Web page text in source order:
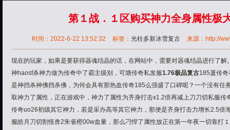
第１战．１区购买神力全身属性极
时间：2022-6-22 13:52:32 标签： 光柱多新冰雪复古 来源：http://
现在的玩家，如果是要获得器魂结晶的话，在网站中，需要对器魂结晶进行了解
神haosf杀神力做为传奇中了霸主级别，可塘传奇私发服1.76极品复古185厦传
是神挡杀神佛挡杀佛，为何会具有那热血传奇185么强盛了口碑呢？一个没有任
取神力了属性，正在游戏中，神力了属性为齐身打击x1.2倍再减上刀刀切私服
传奇uo26初级其它神力，若是采办高等其它神力，那便是齐身打击力增长2.5倍
服皓月刀切割怪兽2朱雀橙00w血量，那么刁悍了属性放正在第一年夜一切靠打